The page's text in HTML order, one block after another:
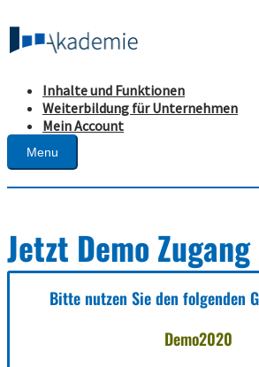
Inhalte und Funktionen
Weiterbildung für Unternehmen
Mein Account
Menu
Jetzt Demo
Bitte nutzen Sie den folgenden
Demo2020